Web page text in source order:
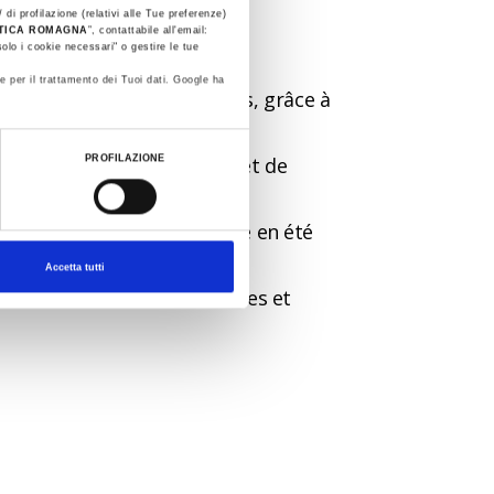
profilazione (relativi alle Tue preferenze)
ROMAGNA ”, contattabile all'email:
i cookie necessari" o gestire le tue
per il trattamento dei Tuoi dati. Google ha
PROFILAZIONE
Accetta tutti
italiennes et européennes, grâce à
internationales ; il permet de
de la région facilite en été
des destinations italiennes et